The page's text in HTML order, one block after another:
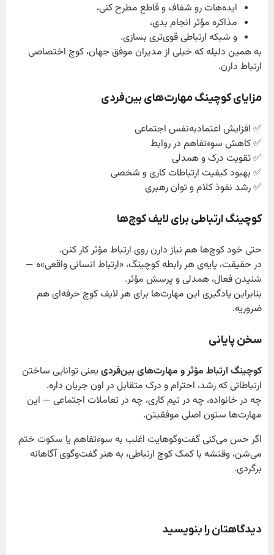
ایده‌هات رو شفاف و قاطع مطرح کنی،
مذاکره مؤثر انجام بدی،
و شبکه ارتباطی قوی‌تری بسازی.
به همین دلیله که خیلی از مدیران موفق جهان، کوچ اختصاصی
ارتباط دارن.
مزایای کوچینگ مهارت‌های بین‌فردی
✅ افزایش اعتمادبه‌نفس اجتماعی
✅ کاهش سوءتفاهم در روابط
✅ تقویت درک و همدلی
✅ بهبود کیفیت ارتباطات کاری و شخصی
✅ رشد نفوذ کلام و توان رهبری
کوچینگ ارتباطی برای لایف کوچ‌ها
حتی خود کوچ‌ها هم نیاز دارن روی ارتباط مؤثر کار کنن.
در حقیقت، پایه‌ی هر رابطه کوچینگ، «ارتباط انسانی واقعی»ه —
شنیدن فعال، همدلی و پرسش مؤثر.
بنابراین یادگیری این مهارت‌ها برای هر لایف کوچ حرفه‌ای هم
ضروریه.
سخن پایانی
کوچینگ ارتباط مؤثر و مهارت‌های بین‌فردییعنی توانایی ساختن
ارتباطاتی که رشد، احترام و درک متقابل در اون جریان داره.
چه در خانواده، چه در تیم کاری، چه در تعاملات اجتماعی — این
مهارت‌ها ستون اصلی موفقیتن.
اگر حس می‌کنی گفت‌وگوهایت اغلب به سوءتفاهم یا سکوت ختم
می‌شن، وقتشه با کمک کوچ ارتباطی، به هنر گفت‌وگوی آگاهانه
برگردی.
دیدگاهتان را بنویسید